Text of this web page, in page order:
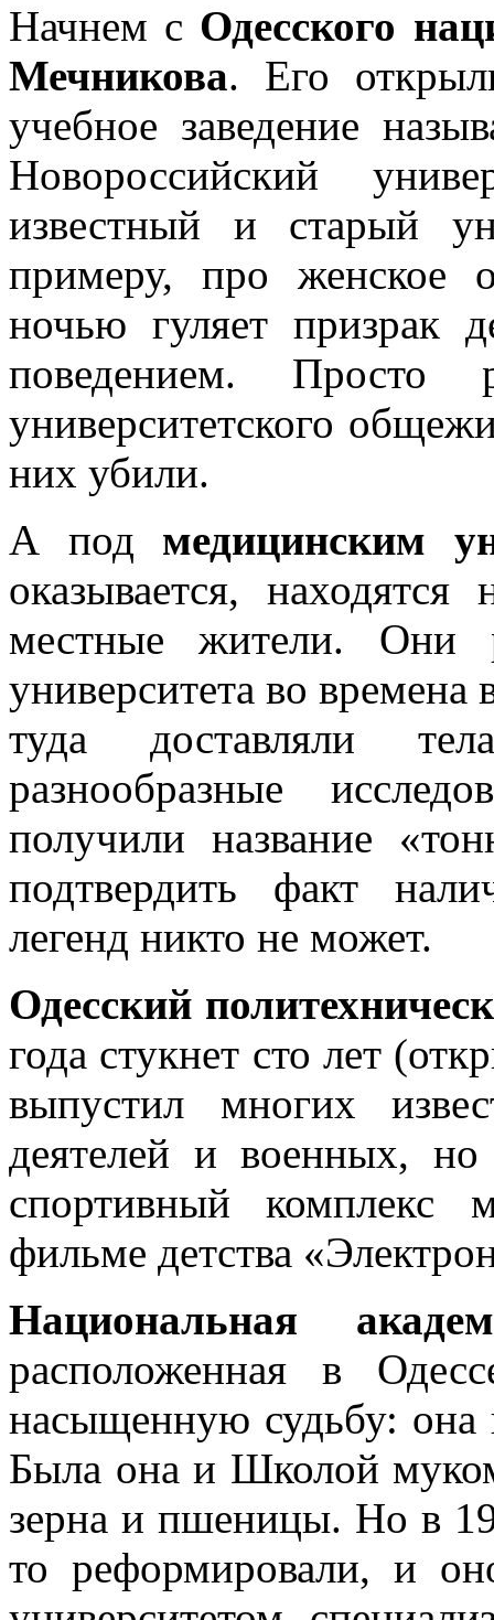
Начнем с Одесского
Мечникова. Его
учебное заведение
Новороссийский
известный и старый
примеру, про женское
ночью гуляет призрак
поведением. Просто
университетского
них убили.
А под медицинским
оказывается,
местные жители. Они
университета во
туда доставляли
разнообразные
получили название
подтвердить факт
легенд никто не может.
Одесский
года стукнет сто лет
выпустил многих
деятелей и военных,
спортивный комплекс
фильме детства
Национальная
расположенная в
насыщенную судьбу: она
Была она и Школой
зерна и пшеницы. Но в
то реформировали, и